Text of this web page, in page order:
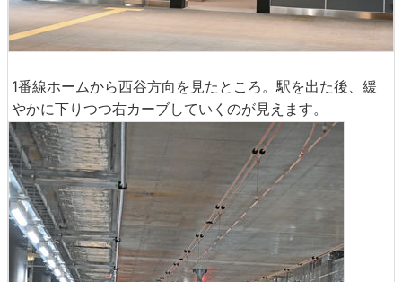
1番線ホームから西谷方向を見たところ。駅を出た後、緩
やかに下りつつ右カーブしていくのが見えます。